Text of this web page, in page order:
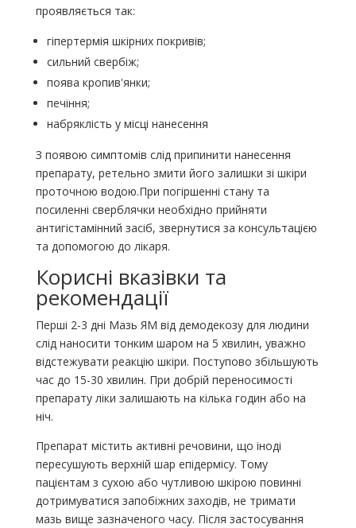
проявляється так:
гіпертермія шкірних покривів;
сильний свербіж;
поява кропив'янки;
печіння;
набряклість у місці нанесення
З появою симптомів слід припинити нанесення
препарату, ретельно змити його залишки зі шкіри
проточною водою.При погіршенні стану та
посиленні сверблячки необхідно прийняти
антигістамінний засіб, звернутися за консультацією
та допомогою до лікаря.
Корисні вказівки та
рекомендації
Перші 2-3 дні Мазь ЯМ від демодекозу для людини
слід наносити тонким шаром на 5 хвилин, уважно
відстежувати реакцію шкіри. Поступово збільшують
час до 15-30 хвилин. При добрій переносимості
препарату ліки залишають на кілька годин або на
ніч.
Препарат містить активні речовини, що іноді
пересушують верхній шар епідермісу. Тому
пацієнтам з сухою або чутливою шкірою повинні
дотримуватися запобіжних заходів, не тримати
мазь вище зазначеного часу. Після застосування